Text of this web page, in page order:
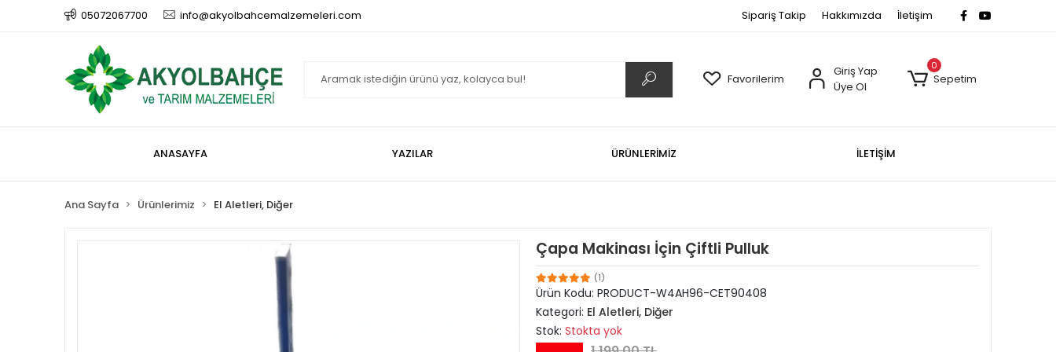
05072067700 info@akyolbahcemalzemeleri.com Sipariş Takip Hakkımızda İletişim
Favorilerim
Giriş Yap
Üye Ol
0
Sepetim
ANASAYFA YAZILAR ÜRÜNLERİMİZ İLETİŞİM
Ana Sayfa Ürünlerimiz El Aletleri, Diğer
Çapa Makinası İçin Çiftli Pulluk
(1)
Ürün Kodu: PRODUCT-W4AH96-CET90408
Kategori: El Aletleri, Diğer
Stok: Stokta yok